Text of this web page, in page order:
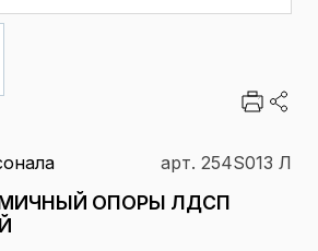
арт. 254S013 Л
ОПОРЫ ЛДСП